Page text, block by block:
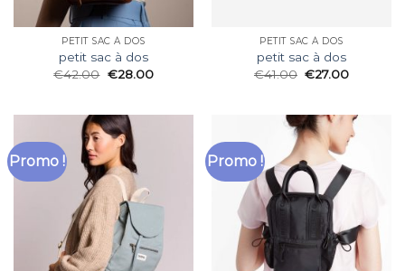
PETIT SAC À DOS
petit sac à dos
€42.00 €28.00
PETIT SAC À DOS
petit sac à dos
€41.00 €27.00
Promo ! Promo !